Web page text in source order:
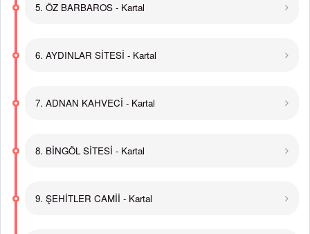
5. ÖZ BARBAROS - Kartal
6. AYDINLAR SİTESİ - Kartal
7. ADNAN KAHVECİ - Kartal
8. BİNGÖL SİTESİ - Kartal
9. ŞEHİTLER CAMİİ - Kartal